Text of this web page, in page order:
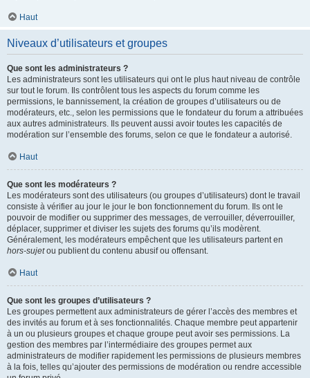
Haut
Niveaux d’utilisateurs et groupes
Que sont les administrateurs ?
Les administrateurs sont les utilisateurs qui ont le plus haut niveau de contrôle
sur tout le forum. Ils contrôlent tous les aspects du forum comme les
permissions, le bannissement, la création de groupes d’utilisateurs ou de
modérateurs, etc., selon les permissions que le fondateur du forum a attribuées
aux autres administrateurs. Ils peuvent aussi avoir toutes les capacités de
modération sur l’ensemble des forums, selon ce que le fondateur a autorisé.
Haut
Que sont les modérateurs ?
Les modérateurs sont des utilisateurs (ou groupes d’utilisateurs) dont le travail
consiste à vérifier au jour le jour le bon fonctionnement du forum. Ils ont le
pouvoir de modifier ou supprimer des messages, de verrouiller, déverrouiller,
déplacer, supprimer et diviser les sujets des forums qu’ils modèrent.
Généralement, les modérateurs empêchent que les utilisateurs partent en
hors-sujetou publient du contenu abusif ou offensant.
Haut
Que sont les groupes d’utilisateurs ?
Les groupes permettent aux administrateurs de gérer l’accès des membres et
des invités au forum et à ses fonctionnalités. Chaque membre peut appartenir
à un ou plusieurs groupes et chaque groupe peut avoir ses permissions. La
gestion des membres par l’intermédiaire des groupes permet aux
administrateurs de modifier rapidement les permissions de plusieurs membres
à la fois, telles qu’ajouter des permissions de modération ou rendre accessible